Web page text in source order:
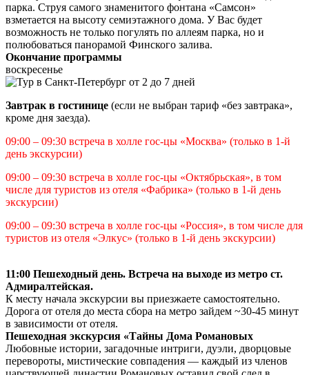
парка. Струя самого знаменитого фонтана «Самсон»
взметается на высоту семиэтажного дома. У Вас будет
возможность не только погулять по аллеям парка, но и
полюбоваться панорамой Финского залива.
Окончание программы
воскресенье
Завтрак в гостинице (если не выбран тариф «без завтрака»,
кроме дня заезда).
09:00 – 09:30 встреча в холле гос-цы «Москва» (только в 1-й
день экскурсии)
09:00 – 09:30 встреча в холле гос-цы «Октябрьская», в том
числе для туристов из отеля «Фабрика» (только в 1-й день
экскурсии)
09:00 – 09:30 встреча в холле гос-цы «Россия», в том числе для
туристов из отеля «Элкус» (только в 1-й день экскурсии)
11:00 Пешеходный день. Встреча на выходе из метро ст.
Адмиралтейская.
К месту начала экскурсии вы приезжаете самостоятельно.
Дорога от отеля до места сбора на метро зайдем ~30-45 минут
в зависимости от отеля.
Пешеходная экскурсия «Тайны Дома Романовых
Любовные истории, загадочные интриги, дуэли, дворцовые
перевороты, мистические совпадения — каждый из членов